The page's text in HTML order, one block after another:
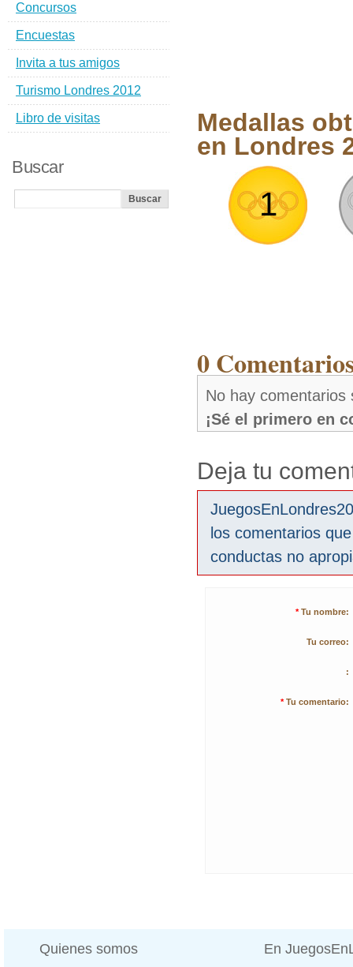
Medallas
en Londres
1
0
No hay comentarios
¡Sé el primero en
Deja tu
los comentarios
conductas no
* Tu nombre:
Tu correo:
:
* Tu comentario:
Concursos
Encuestas
Invita a tus amigos
Turismo Londres 2012
Libro de visitas
Buscar
Quienes somos En